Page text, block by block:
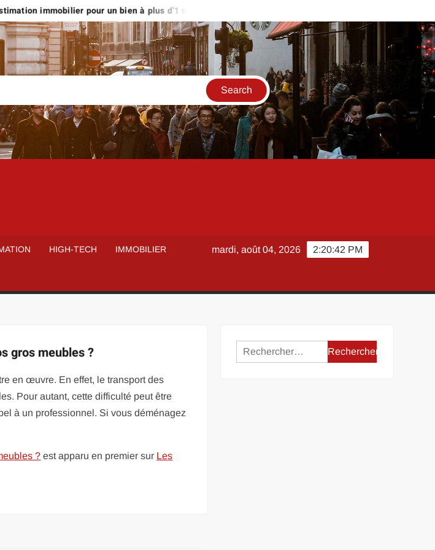
immobilier pour un bien à plus d’1 million d’euros ?
HIGH-TECH IMMOBILIER 2:20:42 PM
mardi, août 04, 2026
gros meubles ?
en œuvre. En effet, le transport des
Pour autant, cette difficulté peut être
à un professionnel. Si vous déménagez
? est apparu en premier sur Les
Rechercher :